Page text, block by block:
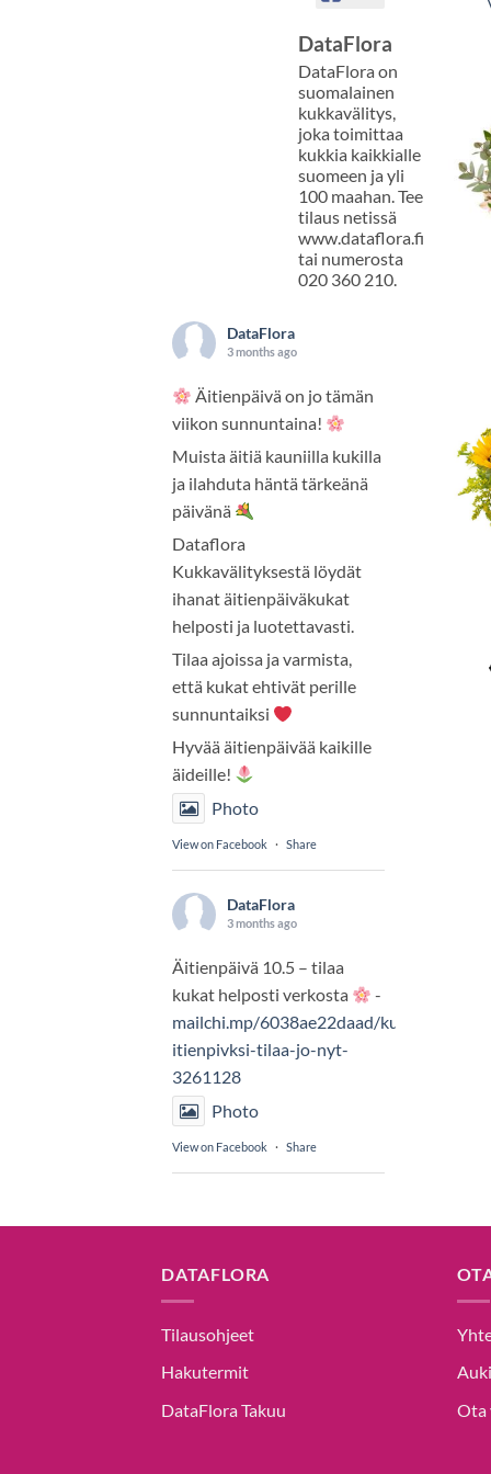
DataFlora
DataFlora on
suomalainen
kukkavälitys,
joka toimittaa
kukkia kaikkialle
suomeen ja yli
100 maahan. Tee
tilaus netissä
www.dataflora.fi
tai numerosta
020 360 210.
DataFlora
3 months ago
Äitienpäivä on jo tämän
viikon sunnuntaina!
Muista äitiä kauniilla kukilla
ja ilahduta häntä tärkeänä
päivänä
Dataflora
Kukkavälityksestä löydät
ihanat äitienpäiväkukat
helposti ja luotettavasti.
Tilaa ajoissa ja varmista,
että kukat ehtivät perille
sunnuntaiksi
Hyvää äitienpäivää kaikille
äideille!
Photo
View on Facebook · Share
DataFlora
3 months ago
Äitienpäivä 10.5 – tilaa
kukat helposti verkosta
-
mailchi.mp/6038ae22daad/kukat-
itienpivksi-tilaa-jo-nyt-
3261128
Photo
View on Facebook · Share
3 months ago
Äitienpäivä 10.5 lähestyy –
muista äitiä kukilla
mailchi.mp/9762b73c8420/kukat-
itienpivksi-tilaa-jo-nyt-
3261117
Photo
DATAFLORA
Tilausohjeet
Hakutermit
DataFlora Takuu
Ota